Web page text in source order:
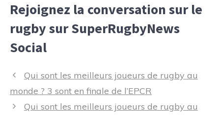
Rejoignez la conversation sur le
rugby sur SuperRugbyNews
Social
Navigation
des
Qui sont les meilleurs joueurs de rugby au
monde ? 3 sont en finale de l’EPCR
Qui sont les meilleurs joueurs de rugby au